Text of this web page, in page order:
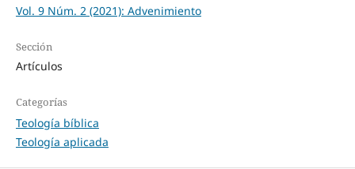
Vol. 9 Núm. 2 (2021): Advenimiento
Sección
Artículos
Categorías
Teología bíblica
Teología aplicada